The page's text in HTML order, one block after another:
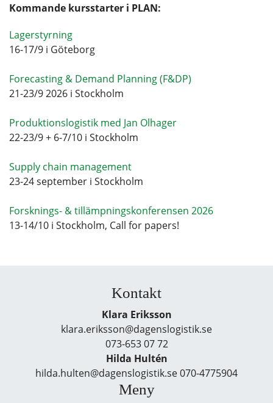
Kommande kursstarter i PLAN:
Lagerstyrning
16-17/9 i Göteborg
Forecasting & Demand Planning (F&DP)
21-23/9 2026 i Stockholm
Produktionslogistik med Jan Olhager
22-23/9 + 6-7/10 i Stockholm
Supply chain management
23-24 september i Stockholm
Forsknings- & tillämpningskonferensen 2026
13-14/10 i Stockholm, Call for papers!
Kontakt
Klara Eriksson
klara.eriksson@dagenslogistik.se
073-653 07 72
Hilda Hultén
hilda.hulten@dagenslogistik.se 070-4775904
Meny